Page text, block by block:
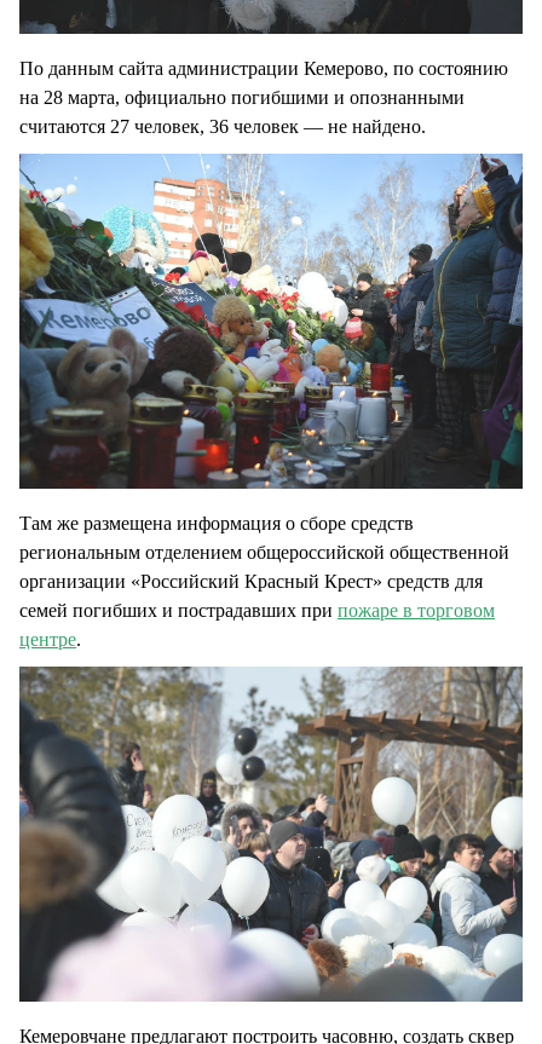
По данным сайта администрации Кемерово, по состоянию
на 28 марта, официально погибшими и опознанными
считаются 27 человек, 36 человек — не найдено.
Там же размещена информация о сборе средств
региональным отделением общероссийской общественной
организации «Российский Красный Крест» средств для
семей погибших и пострадавших при пожаре в торговом
центре.
Кемеровчане предлагают построить часовню, создать сквер